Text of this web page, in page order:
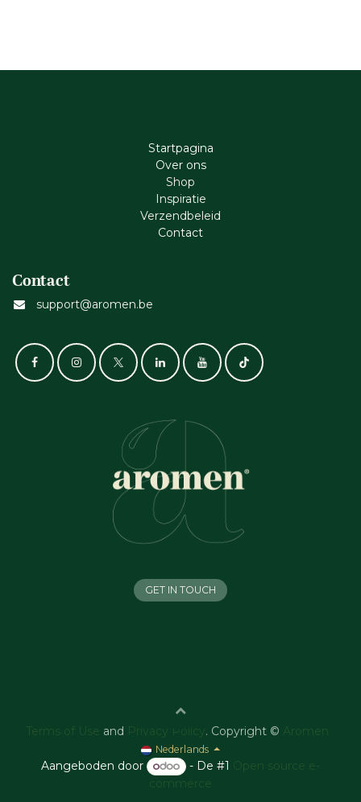
Startpagina
Ove​r​ ons
Shop
Inspiratie
Verzendbeleid
Cont​act
Contact
support@aromen.be
GET IN TOUCH
Terms of Use and Privacy Policy . Copyright © Aromen
Nederlands
Aangeboden door - De #1 Open source e-
commerce